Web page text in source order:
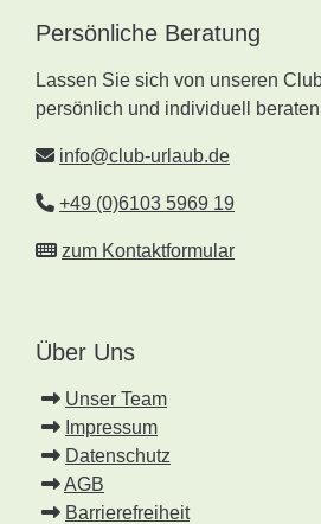
Persönliche Beratung
Lassen Sie sich von unseren
persönlich und individuell
info@club-urlaub.de
+49 (0)6103 5969 19
zum Kontaktformular
Über Uns
Unser Team
Impressum
Datenschutz
AGB
Barrierefreiheit